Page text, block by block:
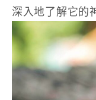
深入地了解它的